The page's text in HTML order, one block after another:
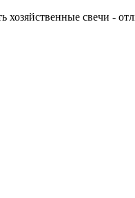
свечи -